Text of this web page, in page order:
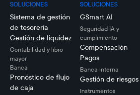
SOLUCIONES
Sistema de gestión
de tesorería
Gestión de liquidez
Contabilidad y libro
mayor
Banca
Pronóstico de flujo
de caja
SOLUCIONES
GSmart AI
Seguridad IA y
cumplimiento
Compensación
Pagos
Banca interna
Gestión de riesgos
Instrumentos